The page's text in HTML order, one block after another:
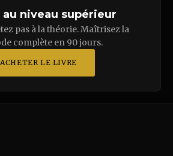
au niveau supérieur
pas à la théorie. Maîtrisez la
complète en 90 jours.
ACHETER LE LIVRE